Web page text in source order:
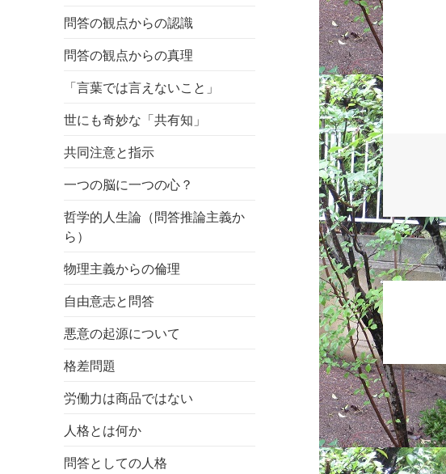
問答の観点からの認識
問答の観点からの真理
「言葉では言えないこと」
世にも奇妙な「共有知」
共同注意と指示
一つの脳に一つの心？
哲学的人生論（問答推論主義か
ら）
物理主義からの倫理
自由意志と問答
悪意の起源について
格差問題
労働力は商品ではない
人格とは何か
問答としての人格